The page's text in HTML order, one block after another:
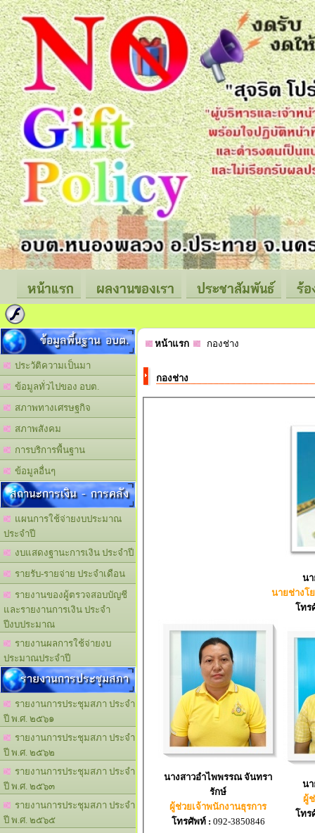
หน้าแรก ผลงานของเรา ประชาสัมพันธ์ ร้
ข้อมูลพื้นฐาน อบต.
ประวัติความเป็นมา
ข้อมูลทั่วไปของ อบต.
สภาพทางเศรษฐกิจ
สภาพสังคม
การบริการพื้นฐาน
ข้อมูลอื่นๆ
สถานะการเงิน - การคลัง
แผนการใช้จ่ายงบประมาณ
ประจำปี
งบแสดงฐานะการเงิน ประจำปี
รายรับ-รายจ่าย ประจำเดือน
รายงานของผู้ตรวจสอบบัญชี
และรายงานการเงิน ประจำ
ปีงบประมาณ
รายงานผลการใช้จ่ายงบ
ประมาณประจำปี
รายงานการประชุมสภา
รายงานการประชุมสภา ประจำ
ปี พ.ศ. ๒๕๖๑
รายงานการประชุมสภา ประจำ
ปี พ.ศ. ๒๕๖๒
รายงานการประชุมสภา ประจำ
ปี พ.ศ. ๒๕๖๓
รายงานการประชุมสภา ประจำ
ปี พ.ศ. ๒๕๖๕
หน้าแรก กองช่าง
กองช่าง
นายช่างโ
โทร
นางสาวอำไพพรรณ จันทรา
รักษ์
ผู้ช่วยเจ้าพนักงานธุรการ
โทรศัพท์ : 092-3850846
ผู้
โทร